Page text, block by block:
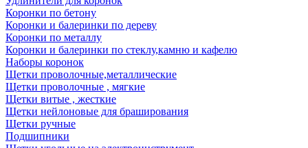
Коронки по бетону
Коронки и балеринки по дереву
Коронки по металлу
Коронки и балеринки по стеклу,камню и кафелю
Наборы коронок
Щетки проволочные,металлические
Щетки проволочные , мягкие
Щетки витые , жесткие
Щетки нейлоновые для браширования
Щетки ручные
Подшипники